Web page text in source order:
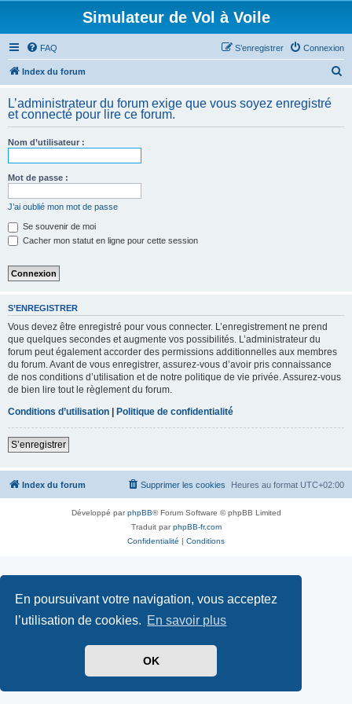
En poursuivant votre navigation, vous acceptez
l’utilisation de cookies. En savoir plus
OK
Simulateur de Vol à Voile
FAQ Connexion
S’enregistrer
Index du forum
h
L’administrateur du forum exige que vous soyez enregistré
et connecté pour lire ce forum.
Nom d’utilisateur :
Mot de passe :
J’ai oublié mon mot de passe
Se souvenir de moi
Cacher mon statut en ligne pour cette session
S’ENREGISTRER
Vous devez être enregistré pour vous connecter. L’enregistrement ne prend
que quelques secondes et augmente vos possibilités. L’administrateur du
forum peut également accorder des permissions additionnelles aux membres
du forum. Avant de vous enregistrer, assurez-vous d’avoir pris connaissance
de nos conditions d’utilisation et de notre politique de vie privée. Assurez-vous
de bien lire tout le règlement du forum.
Conditions d’utilisation | Politique de confidentialité
S’enregistrer
Index du forum Heures au format UTC+02:00
Supprimer les cookies
Développé parphpBB® Forum Software © phpBB Limited
Traduit parphpBB-fr.com
Confidentialité | Conditions